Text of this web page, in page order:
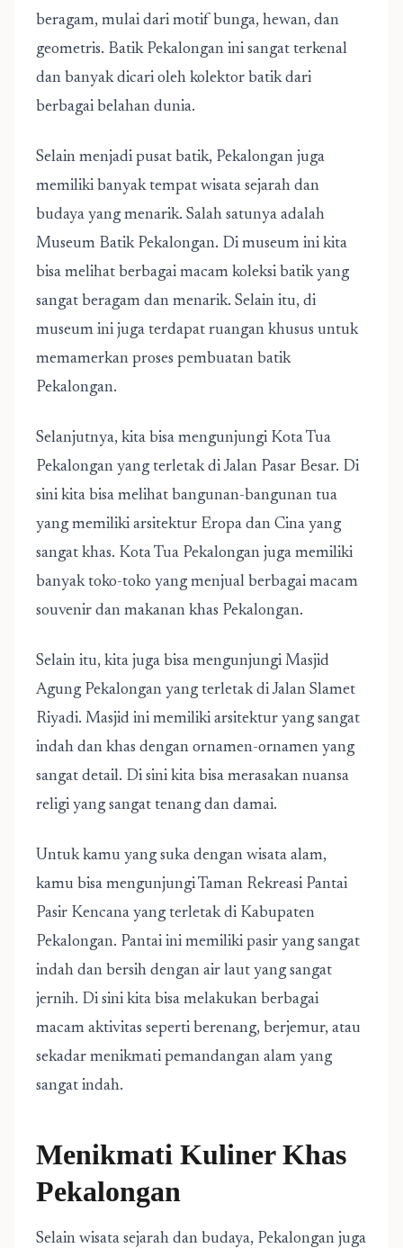
beragam, mulai dari motif bunga, hewan, dan
geometris. Batik Pekalongan ini sangat terkenal
dan banyak dicari oleh kolektor batik dari
berbagai belahan dunia.
Selain menjadi pusat batik, Pekalongan juga
memiliki banyak tempat wisata sejarah dan
budaya yang menarik. Salah satunya adalah
Museum Batik Pekalongan. Di museum ini kita
bisa melihat berbagai macam koleksi batik yang
sangat beragam dan menarik. Selain itu, di
museum ini juga terdapat ruangan khusus untuk
memamerkan proses pembuatan batik
Pekalongan.
Selanjutnya, kita bisa mengunjungi Kota Tua
Pekalongan yang terletak di Jalan Pasar Besar. Di
sini kita bisa melihat bangunan-bangunan tua
yang memiliki arsitektur Eropa dan Cina yang
sangat khas. Kota Tua Pekalongan juga memiliki
banyak toko-toko yang menjual berbagai macam
souvenir dan makanan khas Pekalongan.
Selain itu, kita juga bisa mengunjungi Masjid
Agung Pekalongan yang terletak di Jalan Slamet
Riyadi. Masjid ini memiliki arsitektur yang sangat
indah dan khas dengan ornamen-ornamen yang
sangat detail. Di sini kita bisa merasakan nuansa
religi yang sangat tenang dan damai.
Untuk kamu yang suka dengan wisata alam,
kamu bisa mengunjungi Taman Rekreasi Pantai
Pasir Kencana yang terletak di Kabupaten
Pekalongan. Pantai ini memiliki pasir yang sangat
indah dan bersih dengan air laut yang sangat
jernih. Di sini kita bisa melakukan berbagai
macam aktivitas seperti berenang, berjemur, atau
sekadar menikmati pemandangan alam yang
sangat indah.
Menikmati Kuliner Khas
Pekalongan
Selain wisata sejarah dan budaya, Pekalongan juga